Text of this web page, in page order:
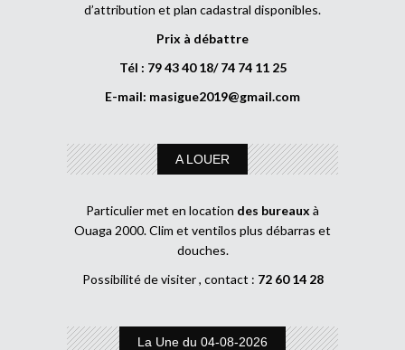
d’attribution et plan cadastral disponibles.
Prix à débattre
Tél : 79 43 40 18/ 74 74 11 25
E-mail: masigue2019@gmail.com
A LOUER
Particulier met en location des bureaux à
Ouaga 2000. Clim et ventilos plus débarras et
douches.
Possibilité de visiter , contact : 72 60 14 28
La Une du 04-08-2026